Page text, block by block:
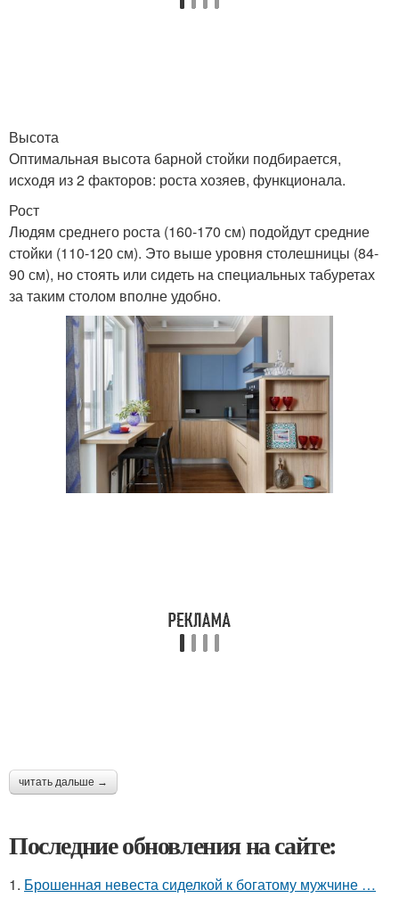
Высота
Оптимальная высота барной стойки подбирается,
исходя из 2 факторов: роста хозяев, функционала.
Рост
Людям среднего роста (160-170 см) подойдут средние
стойки (110-120 см). Это выше уровня столешницы (84-
90 см), но стоять или сидеть на специальных табуретах
за таким столом вполне удобно.
читать дальше →
Последние обновления на сайте:
1. Брошенная невеста сиделкой к богатому мужчине …